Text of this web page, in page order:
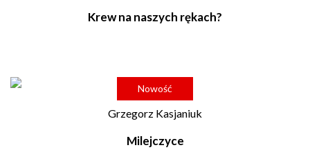
Krew na naszych rękach?
Nowość
Grzegorz Kasjaniuk
Milejczyce